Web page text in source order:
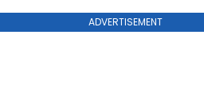
ADVERTISEMENT